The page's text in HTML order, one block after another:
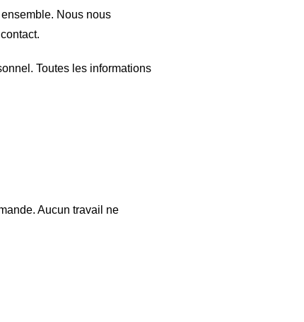
Nous nous
Toutes les informations
Aucun travail ne